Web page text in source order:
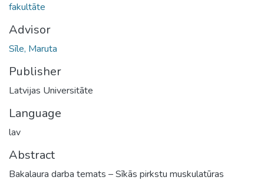
fakultāte
Advisor
Sīle, Maruta
Publisher
Latvijas Universitāte
Language
lav
Abstract
Bakalaura darba temats – Sīkās pirkstu muskulatūras